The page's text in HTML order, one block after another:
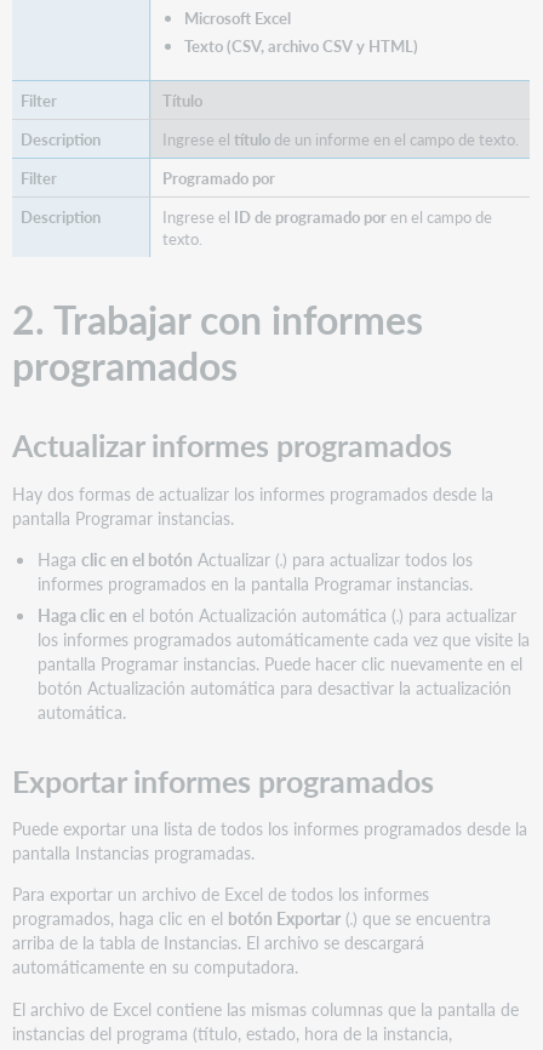
Microsoft Excel
Texto (CSV, archivo CSV y HTML)
Título
Ingrese el títulode un informe en el campo de texto.
Programado por
Ingrese el ID de programado poren el campo de
texto.
2. Trabajar con informes
programados
Actualizar informes programados
Hay dos formas de actualizar los informes programados desde la
pantalla Programar instancias.
Haga clic en el botón Actualizar () para actualizar todos los
informes programados en la pantalla Programar instancias.
Haga clic en el botón Actualización automática () para actualizar
los informes programados automáticamente cada vez que visite la
pantalla Programar instancias. Puede hacer clic nuevamente en el
botón Actualización automática para desactivar la actualización
automática.
Exportar informes programados
Puede exportar una lista de todos los informes programados desde la
pantalla Instancias programadas.
Para exportar un archivo de Excel de todos los informes
programados, haga clic en el botón Exportar () que se encuentra
arriba de la tabla de Instancias. El archivo se descargará
automáticamente en su computadora.
El archivo de Excel contiene las mismas columnas que la pantalla de
instancias del programa (título, estado, hora de la instancia,